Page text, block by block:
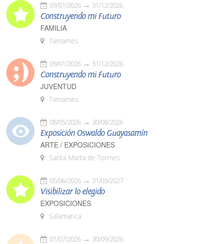
09/01/2026 31/12/2026
Construyendo mi Futuro
FAMILIA
Tamames
09/01/2026 31/12/2026
Construyendo mi Futuro
JUVENTUD
Tamames
08/05/2026 30/08/2026
Exposición Oswaldo Guayasamín
ARTE / EXPOSICIONES
Santa Marta de Tormes
05/06/2026 31/03/2027
Visibilizar lo elegido
EXPOSICIONES
Salamanca
01/07/2026 30/09/2026